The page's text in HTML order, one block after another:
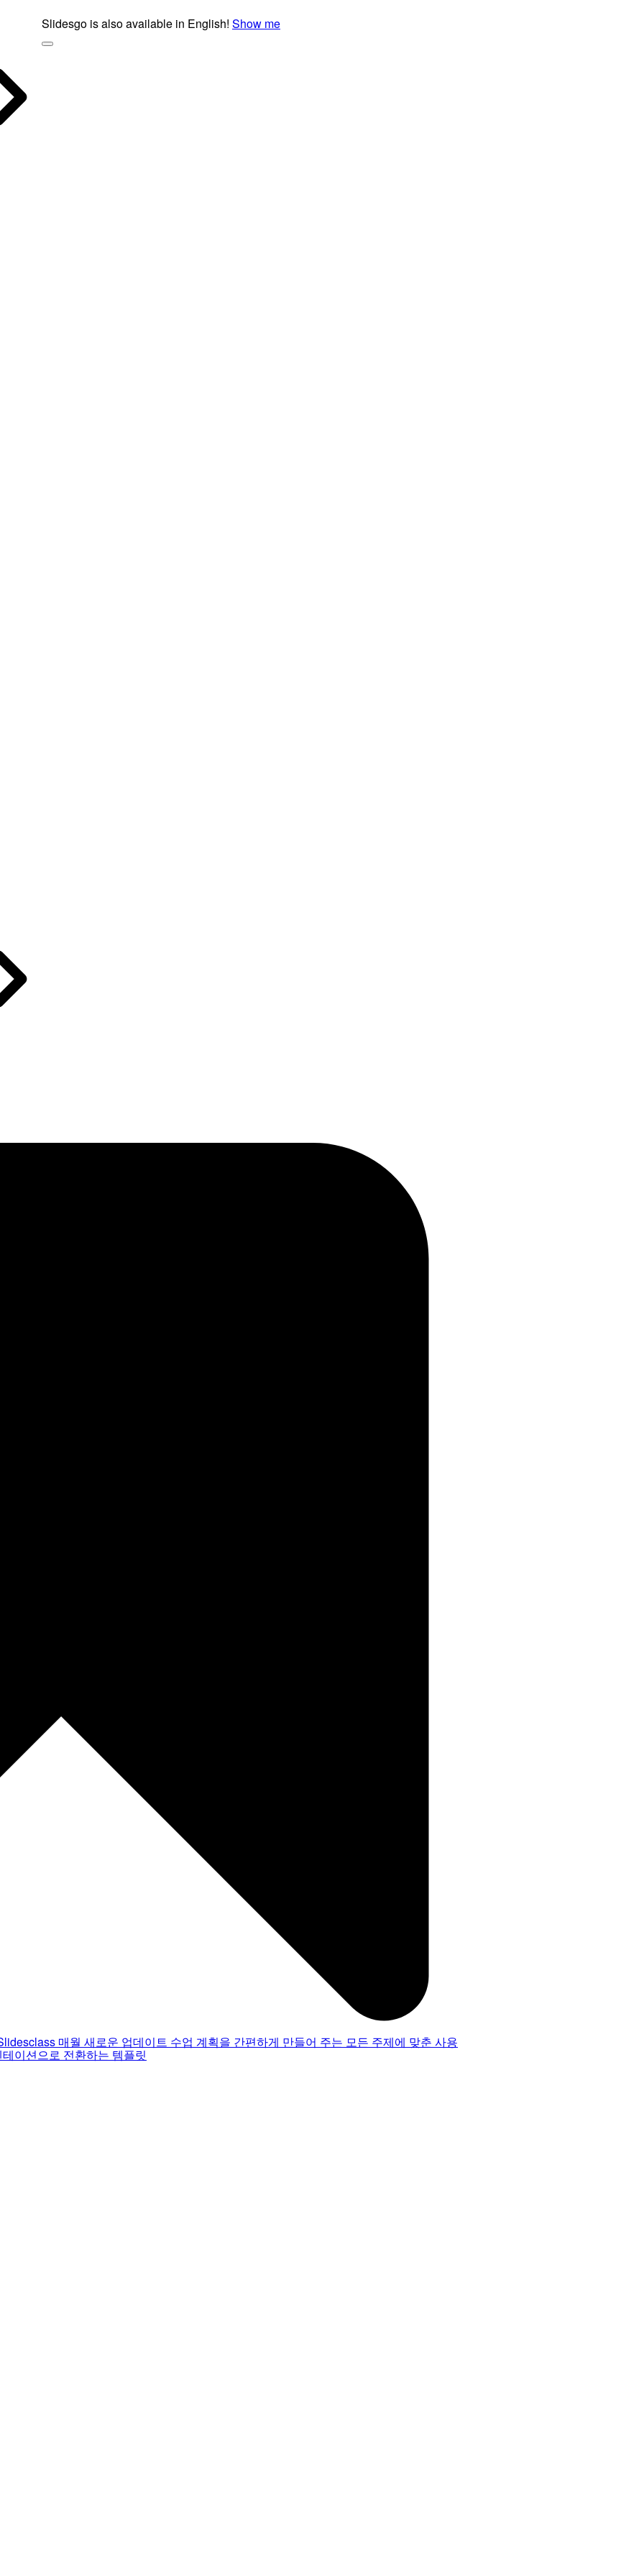
Slidesgo is also available in English! Show me
매월 새로운 업데이트 수업 계획을 간편하게 만들어 주는 모든 주제에 맞춘 사용
이션으로 전환하는 템플릿